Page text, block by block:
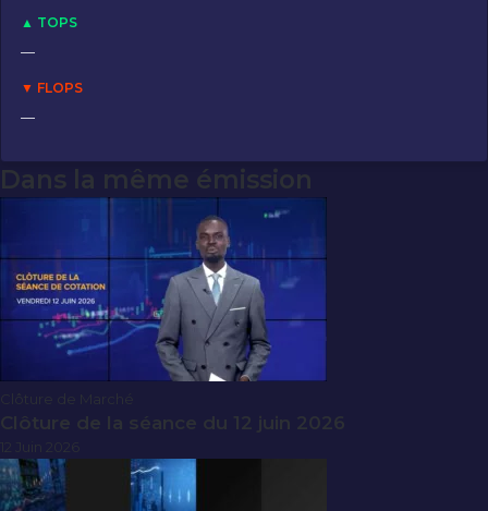
▲ TOPS
—
▼ FLOPS
—
Dans la même émission
Clôture de la séance du 12 juin 2026